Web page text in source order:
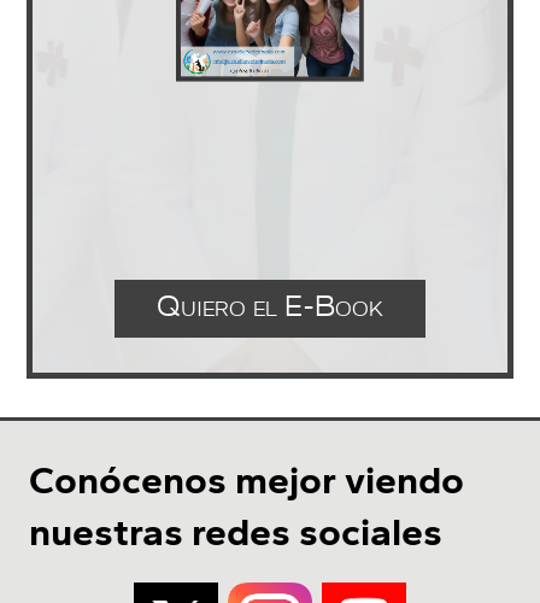
Quiero el E-Book
Conócenos mejor viendo
nuestras redes sociales